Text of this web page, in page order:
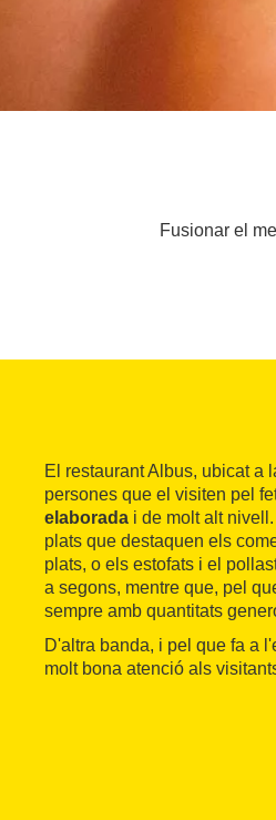
Fusionar el
El restaurant Albus, ubicat a
persones que el visiten pel
elaborada i de molt alt
plats que destaquen els
plats, o els estofats i el
a segons, mentre que, pel
sempre amb quantitats
D'altra banda, i pel que fa a
molt bona atenció als